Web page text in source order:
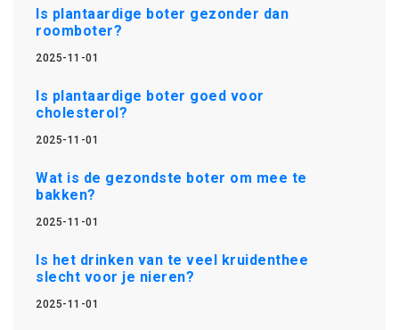
Is plantaardige boter gezonder dan
roomboter?
2025-11-01
Is plantaardige boter goed voor
cholesterol?
2025-11-01
Wat is de gezondste boter om mee te
bakken?
2025-11-01
Is het drinken van te veel kruidenthee
slecht voor je nieren?
2025-11-01